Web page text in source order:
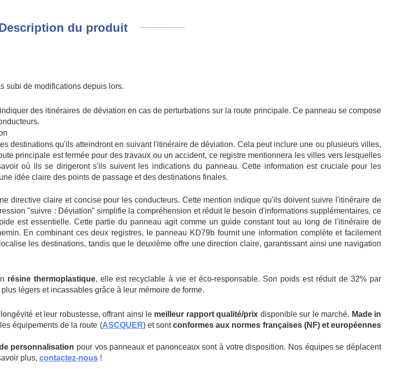
du produit
subi de modifications depuis lors.
des itinéraires de déviation en cas de perturbations sur la route principale. Ce panneau se compose
destinations qu'ils atteindront en suivant l'itinéraire de déviation. Cela peut inclure une ou plusieurs villes,
principale est fermée pour des travaux ou un accident, ce registre mentionnera les villes vers lesquelles
où ils se dirigeront s'ils suivent les indications du panneau. Cette information est cruciale pour les
idée claire des points de passage et des destinations finales.
directive claire et concise pour les conducteurs. Cette mention indique qu'ils doivent suivre l'itinéraire de
"suivre : Déviation" simplifie la compréhension et réduit le besoin d'informations supplémentaires, ce
est essentielle. Cette partie du panneau agit comme un guide constant tout au long de l'itinéraire de
En combinant ces deux registres, le panneau KD79b fournit une information complète et facilement
les destinations, tandis que le deuxième offre une direction claire, garantissant ainsi une navigation
résine thermoplastique, elle est recyclable à vie et éco-responsable. Son poids est réduit de 32% par
légers et incassables grâce à leur mémoire de forme.
et leur robustesse, offrant ainsi le meilleur rapport qualité/prix disponible sur le marché. Made in
équipements de la route (ASCQUER) et sontconformes aux normes françaises (NF) et européennes
personnalisation pour vos panneaux et panonceaux sont à votre disposition. Nos équipes se déplacent
plus, contactez-nous !